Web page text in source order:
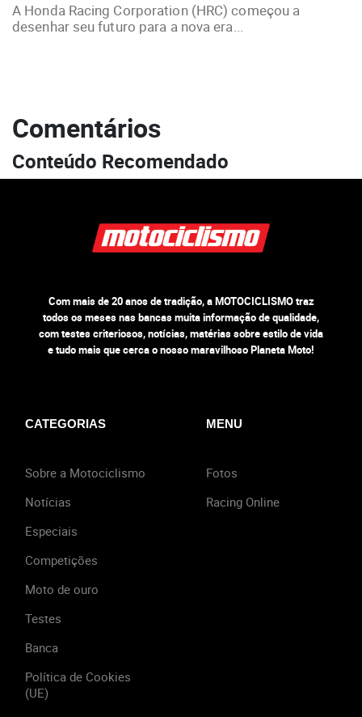
A Honda Racing Corporation (HRC) começou a
desenhar seu futuro para a nova era...
Comentários
Conteúdo Recomendado
Com mais de 20 anos de tradição, a MOTOCICLISMO traz
todos os meses nas bancas muita informação de qualidade,
com testes criteriosos, notícias, matérias sobre estilo de vida
e tudo mais que cerca o nosso maravilhoso Planeta Moto!
CATEGORIAS
Sobre a Motociclismo
Notícias
Especiais
Competições
Moto de ouro
Testes
Banca
Política de Cookies
(UE)
MENU
Fotos
Racing Online